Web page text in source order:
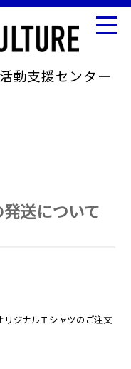
動支援センター
送について
ジナルＴシャツのご注文